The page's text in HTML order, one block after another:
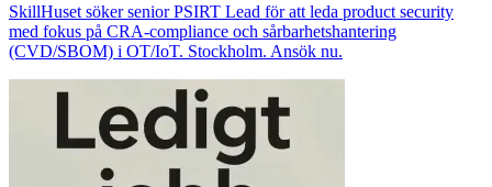
SkillHuset söker senior PSIRT Lead för att leda product security
med fokus på CRA‑compliance och sårbarhetshantering
(CVD/SBOM) i OT/IoT. Stockholm. Ansök nu.